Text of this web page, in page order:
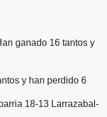
ganado 16 tantos y
y han perdido 6
18-13 Larrazabal-